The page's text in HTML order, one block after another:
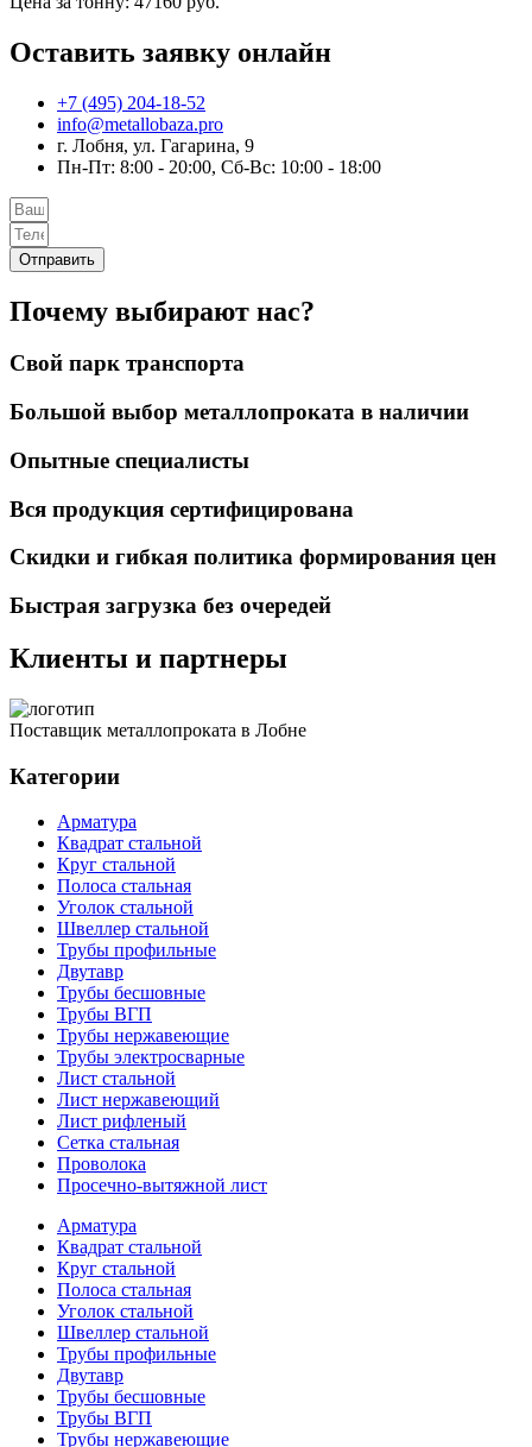
Оставить заявку онлайн
+7 (495) 204-18-52
info@metallobaza.pro
г. Лобня, ул. Гагарина, 9
Пн-Пт: 8:00 - 20:00, Сб-Вс: 10:00 - 18:00
Отправить
Почему выбирают нас?
Свой парк транспорта
Большой выбор металлопроката в наличии
Опытные специалисты
Вся продукция сертифицирована
Скидки и гибкая политика формирования цен
Быстрая загрузка без очередей
Клиенты и партнеры
Поставщик металлопроката в Лобне
Категории
Арматура
Квадрат стальной
Круг стальной
Полоса стальная
Уголок стальной
Швеллер стальной
Трубы профильные
Двутавр
Трубы бесшовные
Трубы ВГП
Трубы нержавеющие
Трубы электросварные
Лист стальной
Лист нержавеющий
Лист рифленый
Сетка стальная
Проволока
Просечно-вытяжной лист
Арматура
Квадрат стальной
Круг стальной
Полоса стальная
Уголок стальной
Швеллер стальной
Трубы профильные
Двутавр
Трубы бесшовные
Трубы ВГП
Трубы нержавеющие